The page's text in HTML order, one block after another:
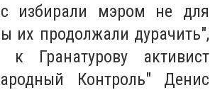
избирали мэром не для
их продолжали дурачить",
к Гранатурову активист
Контроль" Денис